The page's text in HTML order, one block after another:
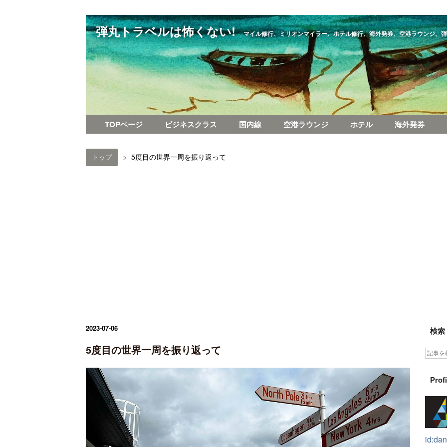
弾丸トラベルは怖くない! マイル修行、ミリオンマイラー、ホテル修行、海外発券、空港ラウンジ、
TOPページ ビジネスクラス 国内線 空港ラウンジ ホテル 海外発券
トップ > 5度目の世界一周を振り返って
2023-07-06
5度目の世界一周を振り返って
検索